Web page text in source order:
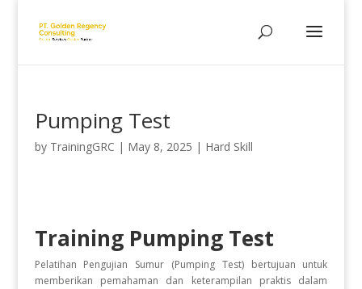
Pumping Test
by TrainingGRC | May 8, 2025 | Hard Skill
Training Pumping Test
Pelatihan Pengujian Sumur (Pumping Test) bertujuan untuk
memberikan pemahaman dan keterampilan praktis dalam